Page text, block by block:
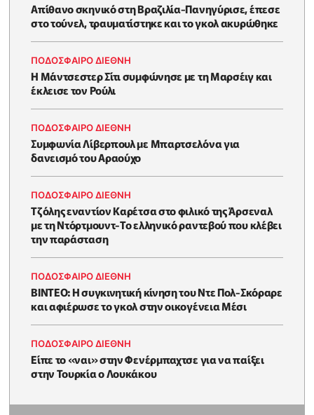
Απίθανο σκηνικό στη Βραζιλία-Πανηγύρισε, έπεσε
στο τούνελ, τραυματίστηκε και το γκολ ακυρώθηκε
ΠΟΔΟΣΦΑΙΡΟ ΔΙΕΘΝΗ
Η Μάντσεστερ Σίτι συμφώνησε με τη Μαρσέιγ και
έκλεισε τον Ρούλι
ΠΟΔΟΣΦΑΙΡΟ ΔΙΕΘΝΗ
Συμφωνία Λίβερπουλ με Μπαρτσελόνα για
δανεισμό του Αραούχο
ΠΟΔΟΣΦΑΙΡΟ ΔΙΕΘΝΗ
Τζόλης εναντίον Καρέτσα στο φιλικό της Άρσεναλ
με τη Ντόρτμουντ-Το ελληνικό ραντεβού που κλέβει
την παράσταση
ΠΟΔΟΣΦΑΙΡΟ ΔΙΕΘΝΗ
ΒΙΝΤΕΟ: Η συγκινητική κίνηση του Ντε Πολ-Σκόραρε
και αφιέρωσε το γκολ στην οικογένεια Μέσι
ΠΟΔΟΣΦΑΙΡΟ ΔΙΕΘΝΗ
Είπε το «ναι» στην Φενέρμπαχτσε για να παίξει
στην Τουρκία ο Λουκάκου